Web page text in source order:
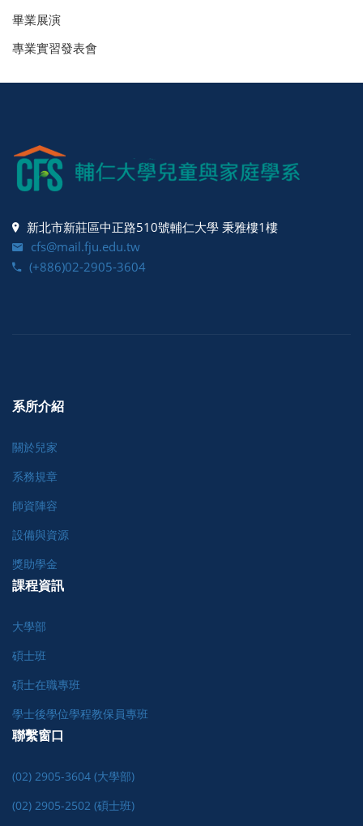
畢業展演
專業實習發表會
新北市新莊區中正路510號輔仁大學 秉雅樓1樓
cfs@mail.fju.edu.tw
(+886)02-2905-3604
系所介紹
關於兒家
系務規章
師資陣容
設備與資源
獎助學金
課程資訊
大學部
碩士班
碩士在職專班
學士後學位學程教保員專班
聯繫窗口
(02) 2905-3604 (大學部)
(02) 2905-2502 (碩士班)